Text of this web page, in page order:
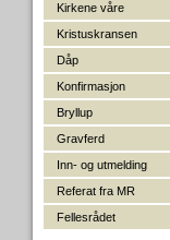
Kirkene våre
Kristuskransen
Dåp
Konfirmasjon
Bryllup
Gravferd
Inn- og utmelding
Referat fra MR
Fellesrådet